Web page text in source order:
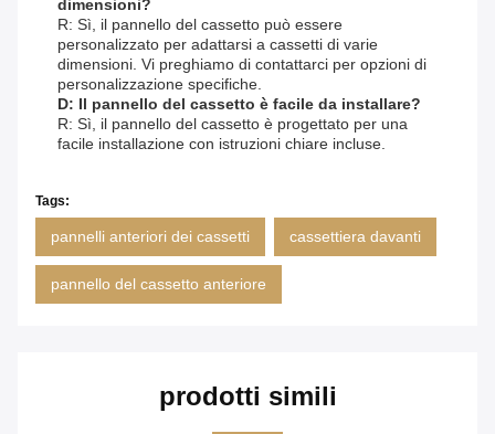
dimensioni?
R: Sì, il pannello del cassetto può essere
personalizzato per adattarsi a cassetti di varie
dimensioni. Vi preghiamo di contattarci per opzioni di
personalizzazione specifiche.
D: Il pannello del cassetto è facile da installare?
R: Sì, il pannello del cassetto è progettato per una
facile installazione con istruzioni chiare incluse.
Tags:
pannelli anteriori dei cassetti cassettiera davanti
pannello del cassetto anteriore
prodotti simili